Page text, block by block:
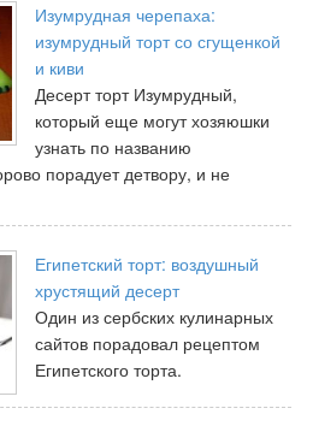
Изумрудная черепаха:
изумрудный торт со сгущенкой
и киви
Десерт торт Изумрудный,
который еще могут хозяюшки
узнать по названию
порадует детвору, и не
Египетский торт: воздушный
хрустящий десерт
Один из сербских кулинарных
сайтов порадовал рецептом
Египетского торта.